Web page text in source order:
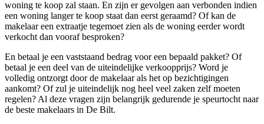
woning te koop zal staan. En zijn er gevolgen aan verbonden indien
een woning langer te koop staat dan eerst geraamd? Of kan de
makelaar een extraatje tegemoet zien als de woning eerder wordt
verkocht dan vooraf besproken?
En betaal je een vaststaand bedrag voor een bepaald pakket? Of
betaal je een deel van de uiteindelijke verkoopprijs? Word je
volledig ontzorgt door de makelaar als het op bezichtigingen
aankomt? Of zul je uiteindelijk nog heel veel zaken zelf moeten
regelen? Al deze vragen zijn belangrijk gedurende je speurtocht naar
de beste makelaars in De Bilt.